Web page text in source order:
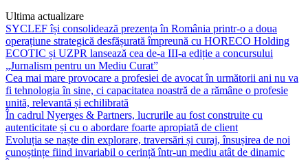
Ultima actualizare
SYCLEF își consolidează prezența în România printr-o a doua
operațiune strategică desfășurată împreună cu HORECO Holding
ECOTIC și UZPR lansează cea de-a III-a ediție a concursului
„Jurnalism pentru un Mediu Curat”
Cea mai mare provocare a profesiei de avocat în următorii ani nu va
fi tehnologia în sine, ci capacitatea noastră de a rămâne o profesie
unită, relevantă și echilibrată
În cadrul Nyerges & Partners, lucrurile au fost construite cu
autenticitate și cu o abordare foarte apropiată de client
Evoluția se naște din explorare, traversări și curaj, însușirea de noi
cunoștințe fiind invariabil o cerință într-un mediu atât de dinamic